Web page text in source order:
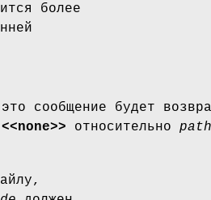
более
сообщение будет
<<none>> относительно path